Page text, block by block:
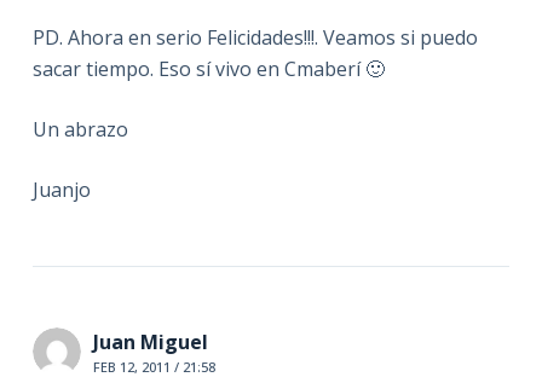
PD. Ahora en serio Felicidades!!!. Veamos si puedo
sacar tiempo. Eso sí vivo en Cmaberí 🙂
Un abrazo
Juanjo
Juan Miguel
FEB 12, 2011 / 21:58